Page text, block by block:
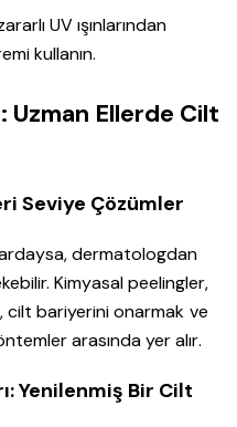
UV ışınlarından
kullanın.
Uzman Ellerde Cilt
Seviye Çözümler
dermatologdan
Kimyasal peelingler,
cilt bariyerini onarmak ve
arasında yer alır.
Yenilenmiş Bir Cilt